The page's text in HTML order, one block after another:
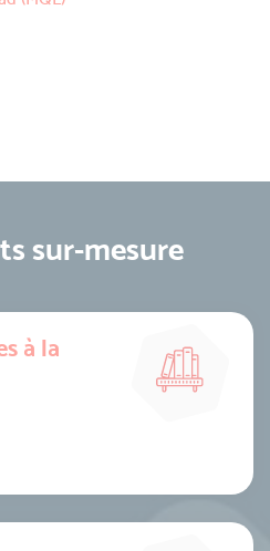
sur-mesure
à la